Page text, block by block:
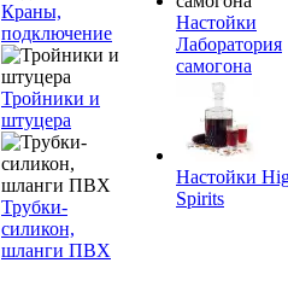
Краны,
подключение
Тройники и
штуцера
Трубки-
силикон,
шланги ПВХ
Настойки
Лаборатория
самогона
Настойки
Spirits